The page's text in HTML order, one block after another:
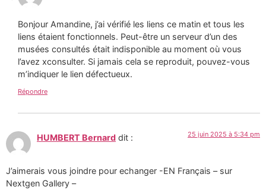
Bonjour Amandine, j’ai vérifié les liens ce matin et tous les
liens étaient fonctionnels. Peut-être un serveur d’un des
musées consultés était indisponible au moment où vous
l’avez xconsulter. Si jamais cela se reproduit, pouvez-vous
m’indiquer le lien défectueux.
Répondre
HUMBERT Bernard dit : 25 juin 2025 à 5:34 pm
J’aimerais vous joindre pour echanger -EN Français – sur
Nextgen Gallery –